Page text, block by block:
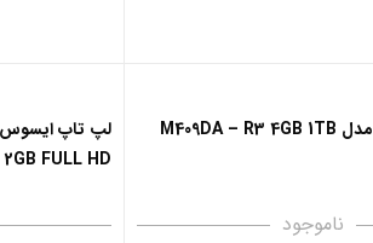
لپ تاپ ایسوس مدل M409DA – R3 4GB 1TB
ناموجود
2GB FULL HD